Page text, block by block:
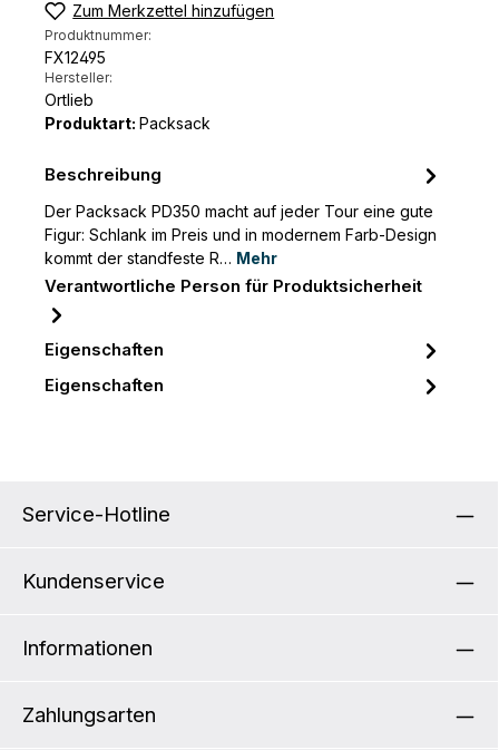
Zum Merkzettel hinzufügen
Produktnummer:
FX12495
Hersteller:
Ortlieb
Produktart: Packsack
Beschreibung
Der Packsack PD350 macht auf jeder Tour eine gute
Figur: Schlank im Preis und in modernem Farb-Design
kommt der standfeste R… Mehr
Verantwortliche Person für Produktsicherheit
Eigenschaften
Eigenschaften
Service-Hotline
Kundenservice
Informationen
Zahlungsarten